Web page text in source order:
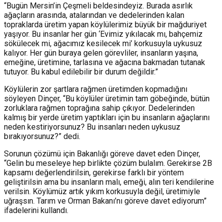
“Bugün Mersin’in Çeşmeli beldesindeyiz. Burada asırlık
ağaçların arasında, atalarından ve dedelerinden kalan
topraklarda üretim yapan köylülerimiz büyük bir mağduriyet
yaşıyor. Bu insanlar her gün ‘Evimiz yıkılacak mı, bahçemiz
sökülecek mi, ağacımız kesilecek mi’ korkusuyla uykusuz
kalıyor. Her gün buraya gelen görevliler, insanların yaşına,
emeğine, üretimine, tarlasına ve ağacına bakmadan tutanak
tutuyor. Bu kabul edilebilir bir durum değildir.”
Köylülerin zor şartlara rağmen üretimden kopmadığını
söyleyen Dinçer, “Bu köylüler üretimin tam göbeğinde, bütün
zorluklara rağmen toprağına sahip çıkıyor. Dedelerinden
kalmış bir yerde üretim yaptıkları için bu insanların ağaçlarını
neden kestiriyorsunuz? Bu insanları neden uykusuz
bırakıyorsunuz?” dedi.
Sorunun çözümü için Bakanlığı göreve davet eden Dinçer,
“Gelin bu meseleye hep birlikte çözüm bulalım. Gerekirse 2B
kapsamı değerlendirilsin, gerekirse farklı bir yöntem
geliştirilsin ama bu insanların malı, emeği, alın teri kendilerine
verilsin. Köylümüz artık yıkım korkusuyla değil, üretimiyle
uğraşsın. Tarım ve Orman Bakanı’nı göreve davet ediyorum”
ifadelerini kullandı.